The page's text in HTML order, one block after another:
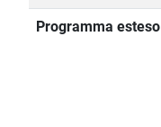
Programma esteso